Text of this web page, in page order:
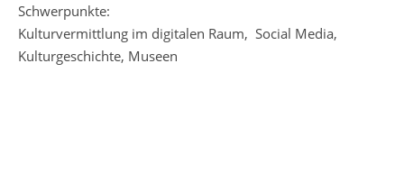
Schwerpunkte:
Kulturvermittlung im digitalen Raum, Social Media,
Kulturgeschichte, Museen